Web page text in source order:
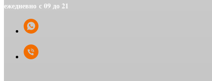
ежедневно с 09 до 21